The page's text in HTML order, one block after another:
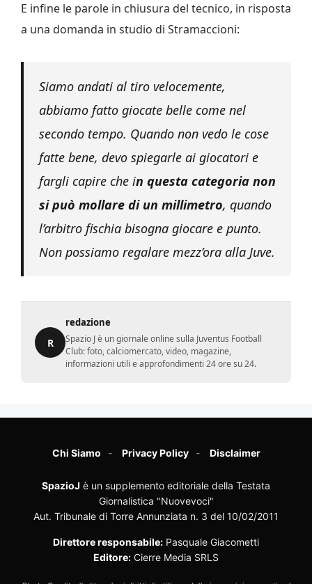
E infine le parole in chiusura del tecnico, in risposta
a una domanda in studio di Stramaccioni:
Siamo andati al tiro velocemente,
abbiamo fatto giocate belle come nel
secondo tempo. Quando non vedo le cose
fatte bene, devo spiegarle ai giocatori e
fargli capire che in questa categoria non
si può mollare di un millimetro, quando
l’arbitro fischia bisogna giocare e punto.
Non possiamo regalare mezz’ora alla Juve.
R
redazione
Spazio J è un giornale online sulla Juventus Football
Club: foto, calciomercato, video, magazine,
informazioni utili e approfondimenti 24 ore su 24.
Chi Siamo Privacy Policy Disclaimer
SpazioJ è un supplemento editoriale della Testata
Giornalistica "Nuovevoci"
Aut. Tribunale di Torre Annunziata n. 3 del 10/02/2011
Direttore responsabile: Pasquale Giacometti
Editore: Cierre Media SRLS